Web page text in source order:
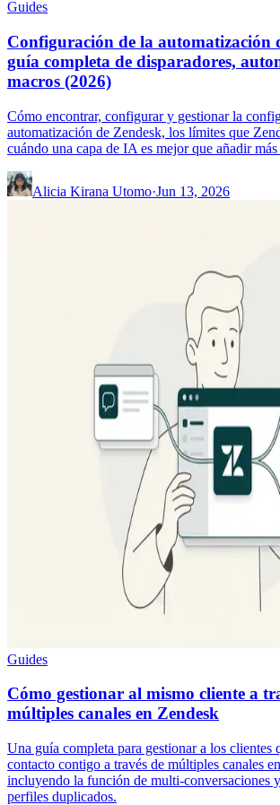
Guides
Configuración de la automatización
guía completa de disparadores,
macros (2026)
Cómo encontrar, configurar y gestionar la
automatización de Zendesk, los límites que
cuándo una capa de IA es mejor que añadir más
Alicia Kirana Utomo·Jun 13, 2026
Guides
Cómo gestionar al mismo cliente a
múltiples canales en Zendesk
Una guía completa para gestionar a los clientes
contacto contigo a través de múltiples canales
incluyendo la función de multi-conversaciones
perfiles duplicados.